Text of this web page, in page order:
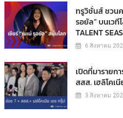
ทรูวิชั่นส์ ชวนค
รอยัล” บนเวที
TALENT
6 สิงหาคม
เปิดที่มารายก
สสส. เฮลิโคเ
3 สิงหาคม